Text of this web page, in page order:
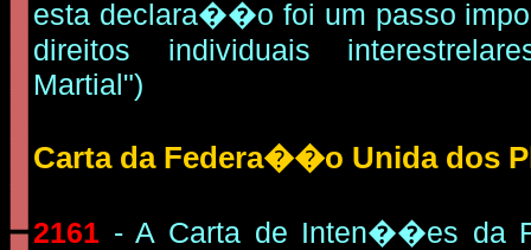
esta declara��o foi um passo
direitos individuais
Martial")
Carta da Federa��o Unida dos
2161 - A Carta de Inten��es da